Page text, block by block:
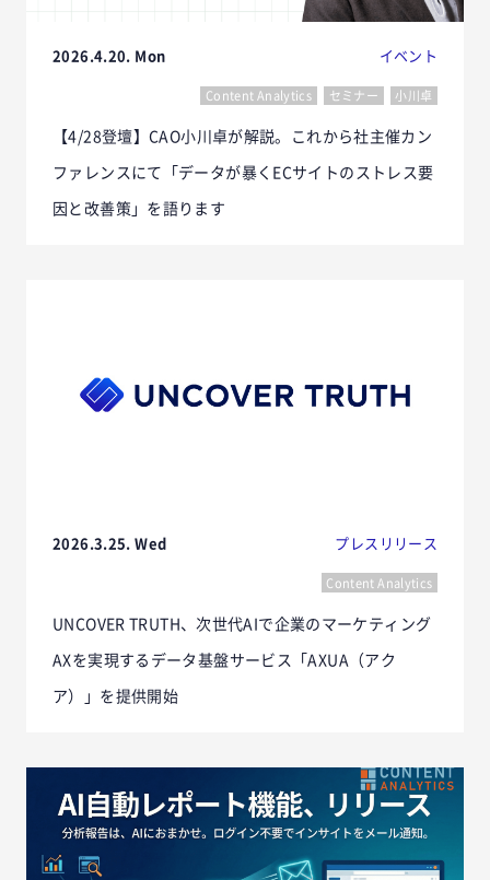
2026.4.20. Mon イベント
Content Analytics セミナー 小川卓
【4/28登壇】CAO小川卓が解説。これから社主催カン
ファレンスにて「データが暴くECサイトのストレス要
因と改善策」を語ります
2026.3.25. Wed プレスリリース
Content Analytics
UNCOVER TRUTH、次世代AIで企業のマーケティング
AXを実現するデータ基盤サービス「AXUA（アク
ア）」を提供開始